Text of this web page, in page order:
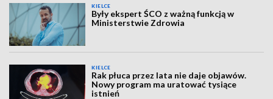
KIELCE
Były ekspert ŚCO z ważną funkcją w
Ministerstwie Zdrowia
KIELCE
Rak płuca przez lata nie daje objawów.
Nowy program ma uratować tysiące
istnień